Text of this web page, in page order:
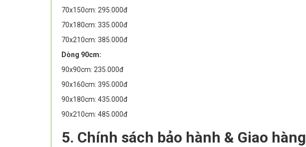
70x150cm: 295.000đ
70x180cm: 335.000đ
70x210cm: 385.000đ
Dòng 90cm:
90x90cm: 235.000đ
90x160cm: 395.000đ
90x180cm: 435.000đ
90x210cm: 485.000đ
5. Chính sách bảo hành & Giao hàng